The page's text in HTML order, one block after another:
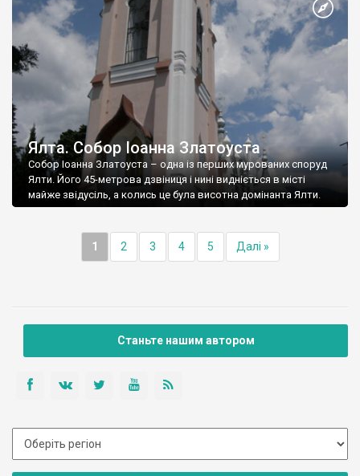
Ялта. Собор Іоанна Златоуста
Собор Іоанна Златоуста – одна із перших мурованих споруд
Ялти. Його 45-метрова дзвіниця і нині видніється в місті
майже звідусіль, а колись це була висотна домінанта Ялти.
1 2 3 4 5 Далі »
Станьте нашим автором